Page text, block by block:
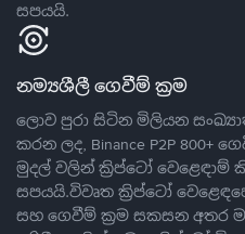
සපයයි.
නම්‍යශීලී ගෙවීම් ක්‍රම
ලොව පුරා සිටින මිලියන
කරන ලද, Binance P2P 800+
මුදල් වලින් ක්‍රිප්ටෝ
සපයයි.විවෘත ක්‍රිප්ටෝ
සහ ගෙවීම් ක්‍රම සකසන අතර